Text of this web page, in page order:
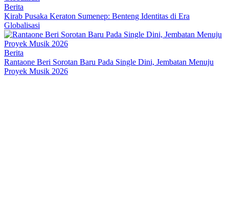
Berita
Kirab Pusaka Keraton Sumenep: Benteng Identitas di Era
Globalisasi
Berita
Rantaone Beri Sorotan Baru Pada Single Dini, Jembatan Menuju
Proyek Musik 2026